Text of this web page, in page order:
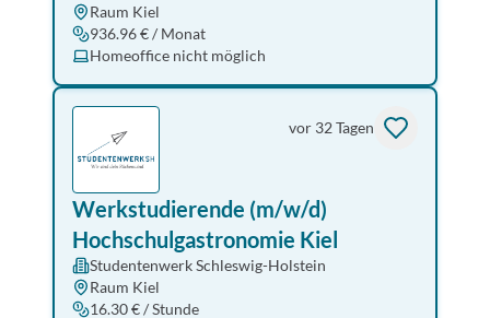
Raum Kiel
936.96 € / Monat
Homeoffice nicht möglich
vor 32 Tagen
Werkstudierende (m/w/d)
Hochschulgastronomie Kiel
Studentenwerk Schleswig-Holstein
Raum Kiel
16.30 € / Stunde